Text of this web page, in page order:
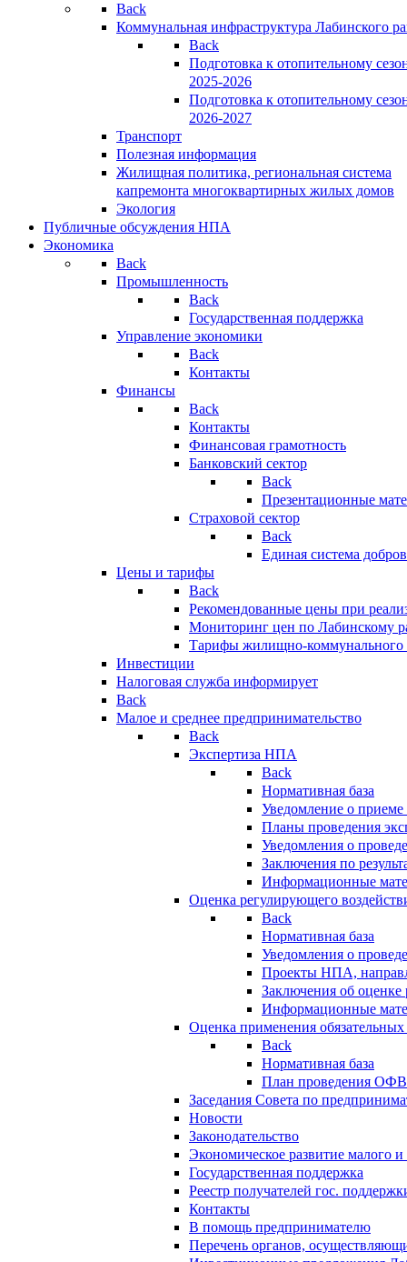
Back
Коммунальная инфраструктура Лабинского
Back
Подготовка к отопительному
2025-2026
Подготовка к отопительному
2026-2027
Транспорт
Полезная информация
Жилищная политика, региональная система
капремонта многоквартирных жилых домов
Экология
Публичные обсуждения НПА
Экономика
Back
Промышленность
Back
Государственная поддержка
Управление экономики
Back
Контакты
Финансы
Back
Контакты
Финансовая грамотность
Банковский сектор
Back
Презентационные
Страховой сектор
Back
Единая система
Цены и тарифы
Back
Рекомендованные цены при
Мониторинг цен по Лабинскому
Тарифы жилищно-коммунального
Инвестиции
Налоговая служба информирует
Back
Малое и среднее предпринимательство
Back
Экспертиза НПА
Back
Нормативная база
Уведомление о
Планы проведения
Уведомления о
Заключения по
Информационные
Оценка регулирующего
Back
Нормативная база
Уведомления о
Проекты НПА,
Заключения об
Информационные
Оценка применения
Back
Нормативная база
План проведения
Заседания Совета по
Новости
Законодательство
Экономическое развитие малого и
Государственная поддержка
Реестр получателей гос.
Контакты
В помощь предпринимателю
Перечень органов,